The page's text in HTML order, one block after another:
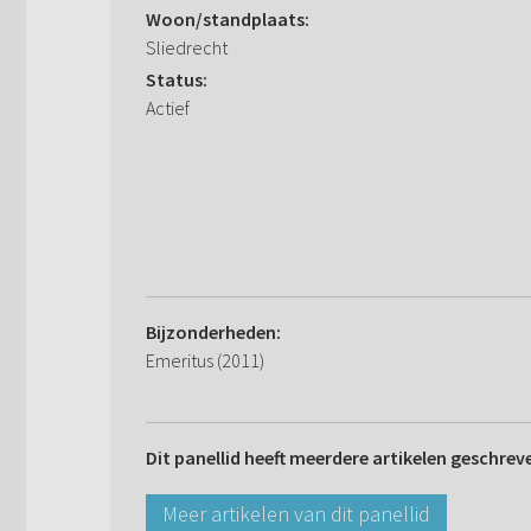
Woon/standplaats:
Sliedrecht
Status:
Actief
Bijzonderheden:
Emeritus (2011)
Dit panellid heeft meerdere artikelen
Meer artikelen van dit panellid